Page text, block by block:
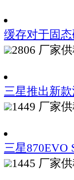
缓存对于固
2806 厂家
三星推出新
1449 厂家
三星870EVO
1445 厂家